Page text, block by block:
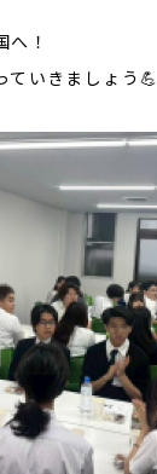
！
ていきましょう💪